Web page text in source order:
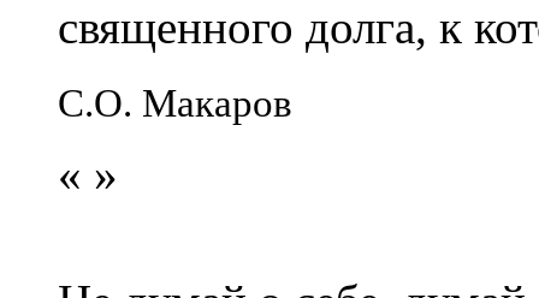
священного долга, к
С.О. Макаров
« »